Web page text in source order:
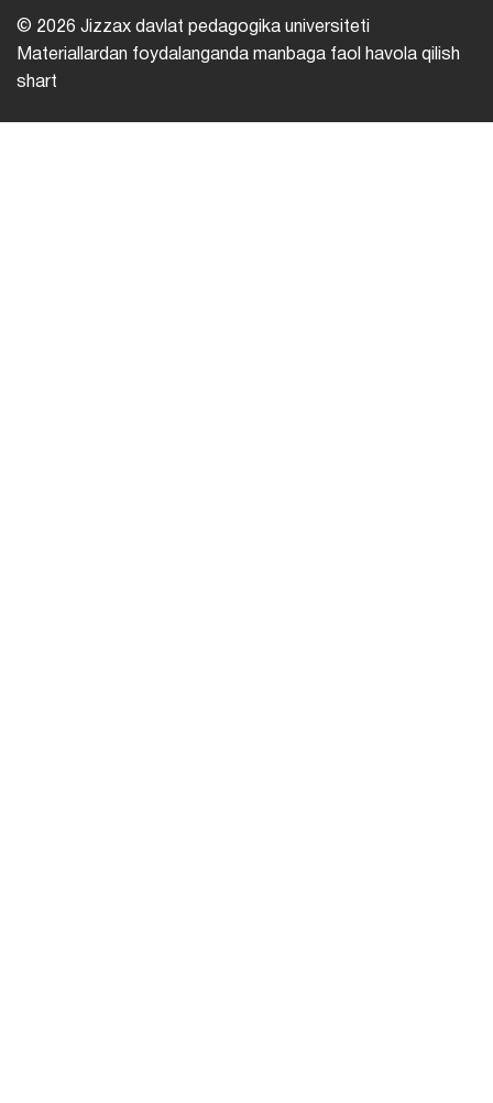
© 2026 Jizzax davlat pedagogika universiteti
Materiallardan foydalanganda manbaga faol havola qilish
shart